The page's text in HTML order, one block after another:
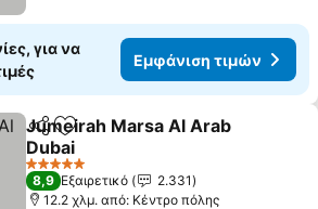
για να
Εμφάνιση τιμών
Κοινοποίηση
Προσθήκη στα αγαπημένα
Jumeirah Marsa Al Arab
Dubai
5 Αστέρια
8,9 Εξαιρετικό
2.331
12.2 χλμ. από: Κέντρο πόλης